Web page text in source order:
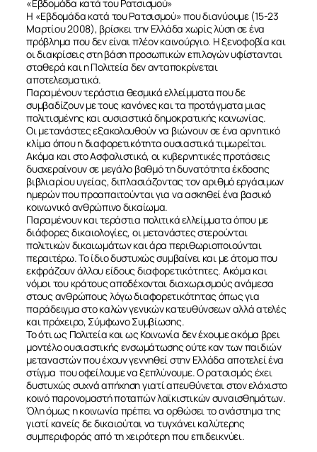
ΣΧΕΤΙΚΑ
«Εβδομάδα κατά του Ρατσισμού»
Η «Εβδομάδα κατά του Ρατσισμού» που διανύουμε (15-23
Μαρτίου 2008), βρίσκει την Ελλάδα χωρίς λύση σε ένα
πρόβλημα που δεν είναι πλέον καινούργιο. Η ξενοφοβία και
οι διακρίσεις στη βάση προσωπικών επιλογών υφίστανται
σταθερά και η Πολιτεία δεν ανταποκρίνεται
αποτελεσματικά.
Παραμένουν τεράστια θεσμικά ελλείμματα που δε
συμβαδίζουν με τους κανόνες και τα προτάγματα μιας
πολιτισμένης και ουσιαστικά δημοκρατικής κοινωνίας.
Οι μετανάστες εξακολουθούν να βιώνουν σε ένα αρνητικό
κλίμα όπου η διαφορετικότητα ουσιαστικά τιμωρείται.
Ακόμα και στο Ασφαλιστικό, οι κυβερνητικές προτάσεις
δυσχεραίνουν σε μεγάλο βαθμό τη δυνατότητα έκδοσης
βιβλιαρίου υγείας, διπλασιάζοντας τον αριθμό εργάσιμων
ημερών που προαπαιτούνται για να ασκηθεί ένα βασικό
κοινωνικό ανθρώπινο δικαίωμα.
Παραμένουν και τεράστια πολιτικά ελλείμματα όπου με
διάφορες δικαιολογίες, οι μετανάστες στερούνται
πολιτικών δικαιωμάτων και άρα περιθωριοποιούνται
περαιτέρω. Το ίδιο δυστυχώς συμβαίνει και με άτομα που
εκφράζουν άλλου είδους διαφορετικότητες. Ακόμα και
νόμοι του κράτους αποδέχονται διαχωρισμούς ανάμεσα
στους ανθρώπους λόγω διαφορετικότητας όπως για
παράδειγμα στο καλών γενικών κατευθύνσεων αλλά ατελές
και πρόχειρο, Σύμφωνο Συμβίωσης.
Το ότι ως Πολιτεία και ως Κοινωνία δεν έχουμε ακόμα βρει
μοντέλο ουσιαστικής ενσωμάτωσης ούτε καν των παιδιών
μεταναστών που έχουν γεννηθεί στην Ελλάδα αποτελεί ένα
στίγμα που οφείλουμε να ξεπλύνουμε. Ο ρατσισμός έχει
δυστυχώς συχνά απήχηση γιατί απευθύνεται στον ελάχιστο
κοινό παρονομαστή ποταπών λαϊκιστικών συναισθημάτων.
Όλη όμως η κοινωνία πρέπει να ορθώσει το ανάστημα της
γιατί κανείς δε δικαιούται να τυγχάνει καλύτερης
συμπεριφοράς από τη χειρότερη που επιδεικνύει.